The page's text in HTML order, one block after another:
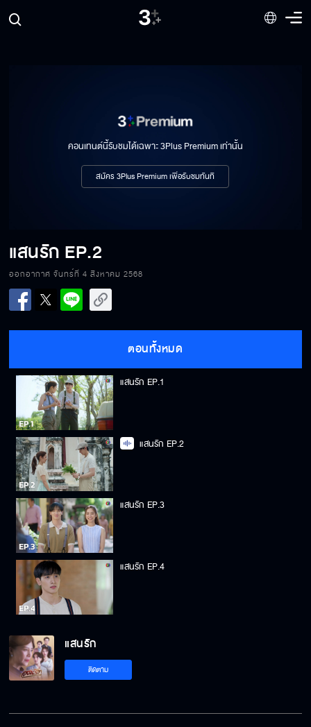
คอนเทนต์นี้รับชมได้เฉพาะ 3Plus Premium เท่านั้น
สมัคร 3Plus Premium เพื่อรับชมทันที
แสนรัก EP.2
ออกอากาศ จันทร์ที่ 4 สิงหาคม 2568
ตอนทั้งหมด
แสนรัก EP.1
แสนรัก EP.2
แสนรัก EP.3
แสนรัก EP.4
แสนรัก
ติดตาม